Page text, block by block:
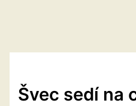
Švec sedí na